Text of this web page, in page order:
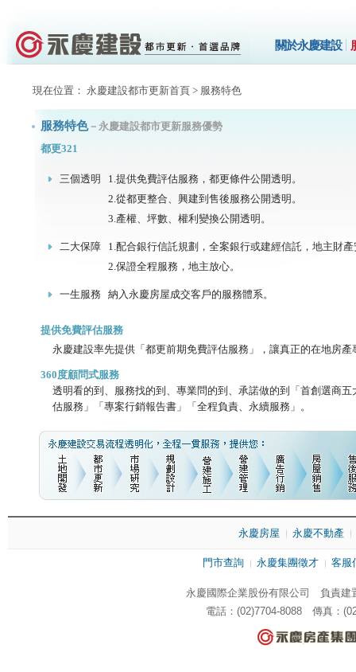
關於永慶建設
現在位置： 永慶建設都市更新首頁 > 服務特色
服務特色－永慶建設都市更新服務優勢
都更321
三個透明
1.提供免費評估服務，都更條件公開透明。
2.從都更整合、興建到售後服務公開透明。
3.產權、坪數、權利變換公開透明。
二大保障
1.配合銀行信託規劃，全案銀行或建經信託，地主財
2.保證全程服務，地主放心。
一生服務 納入永慶房屋成交客戶的服務體系。
提供免費評估服務
永慶建設率先提供「都更前期免費評估服務」，讓真正的在地房
360度顧問式服務
透明看的到、服務找的到、專業問的到、承諾做的到「首創選商
估服務」「專案行銷報告書」「全程負責、永續服務」。
永慶房屋 永慶不動產
門市查詢 永慶集團徵才 客服
永慶國際企業股份有限公司 負責建
電話：(02)7704-8088 傳真：